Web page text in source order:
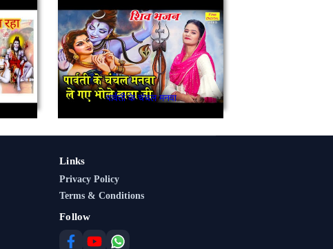
पार्वती के चंचल मनवा
Links
Privacy Policy
Terms & Conditions
Follow